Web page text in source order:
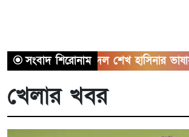
সংবাদ শিরোনাম
বিরোধী দল শেখ হাসিনার ভাষায় কথা
খেলার খবর